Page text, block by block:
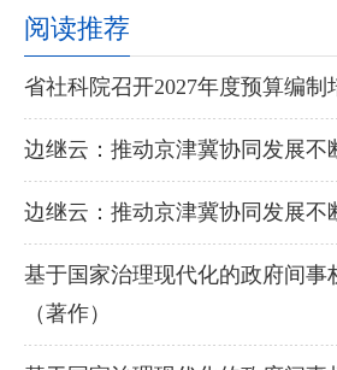
阅读推荐
省社科院召开2027年度预算编制
边继云：推动京津冀协同发展不
边继云：推动京津冀协同发展不
基于国家治理现代化的政府间事
（著作）